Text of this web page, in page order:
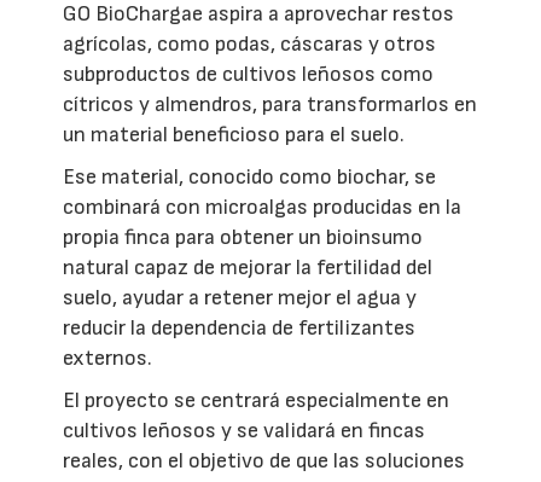
GO BioChargae aspira a aprovechar restos
agrícolas, como podas, cáscaras y otros
subproductos de cultivos leñosos como
cítricos y almendros, para transformarlos en
un material beneficioso para el suelo.
Ese material, conocido como biochar, se
combinará con microalgas producidas en la
propia finca para obtener un bioinsumo
natural capaz de mejorar la fertilidad del
suelo, ayudar a retener mejor el agua y
reducir la dependencia de fertilizantes
externos.
El proyecto se centrará especialmente en
cultivos leñosos y se validará en fincas
reales, con el objetivo de que las soluciones